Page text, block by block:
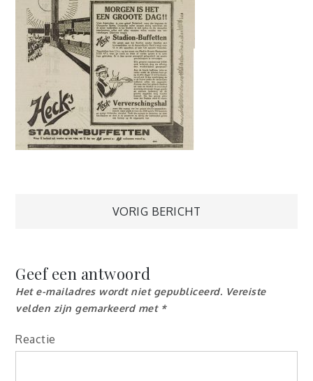
Berichtnavigatie
VORIG BERICHT
Geef een antwoord
Het e-mailadres wordt niet gepubliceerd. Vereiste
velden zijn gemarkeerd met *
Reactie